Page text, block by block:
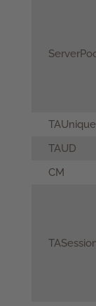
TAUnique
TAUD
CM